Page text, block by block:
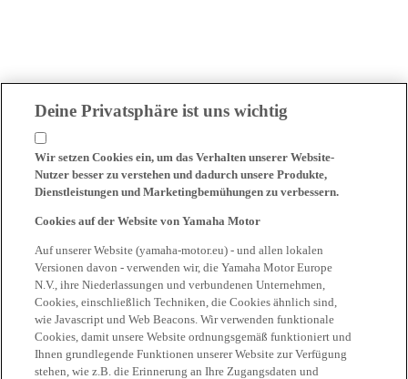
Deine Privatsphäre ist uns wichtig
Wir setzen Cookies ein, um das Verhalten unserer Website-
Nutzer besser zu verstehen und dadurch unsere Produkte,
Dienstleistungen und Marketingbemühungen zu verbessern.
Cookies auf der Website von Yamaha Motor
Auf unserer Website (yamaha-motor.eu) - und allen lokalen
Versionen davon - verwenden wir, die Yamaha Motor Europe
N.V., ihre Niederlassungen und verbundenen Unternehmen,
Cookies, einschließlich Techniken, die Cookies ähnlich sind,
wie Javascript und Web Beacons. Wir verwenden funktionale
Cookies, damit unsere Website ordnungsgemäß funktioniert und
Ihnen grundlegende Funktionen unserer Website zur Verfügung
stehen, wie z.B. die Erinnerung an Ihre Zugangsdaten und